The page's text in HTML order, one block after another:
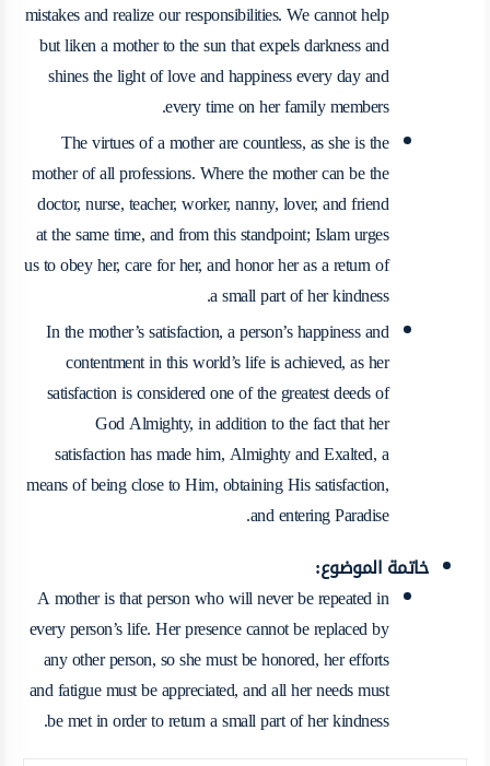
mistakes and realize our responsibilities. We cannot help
but liken a mother to the sun that expels darkness and
shines the light of love and happiness every day and
every time on her family members.
The virtues of a mother are countless, as she is the
mother of all professions. Where the mother can be the
doctor, nurse, teacher, worker, nanny, lover, and friend
at the same time, and from this standpoint; Islam urges
us to obey her, care for her, and honor her as a return of
a small part of her kindness.
In the mother’s satisfaction, a person’s happiness and
contentment in this world’s life is achieved, as her
satisfaction is considered one of the greatest deeds of
God Almighty, in addition to the fact that her
satisfaction has made him, Almighty and Exalted, a
means of being close to Him, obtaining His satisfaction,
and entering Paradise.
خاتمة الموضوع:
A mother is that person who will never be repeated in
every person’s life. Her presence cannot be replaced by
any other person, so she must be honored, her efforts
and fatigue must be appreciated, and all her needs must
be met in order to return a small part of her kindness.